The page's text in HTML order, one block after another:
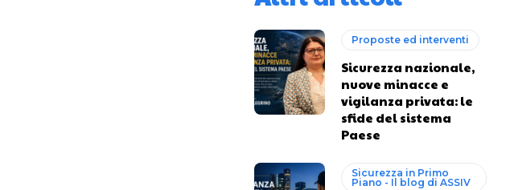
Proposte ed interventi
Sicurezza nazionale,
nuove minacce e
vigilanza privata: le
sfide del sistema
Paese
Sicurezza in Primo
Piano - Il blog di ASSIV